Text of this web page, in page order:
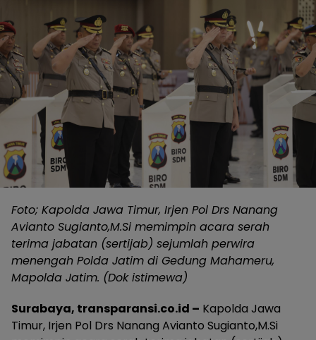
Foto; Kapolda Jawa Timur, Irjen Pol Drs Nanang
Avianto Sugianto,M.Si memimpin acara serah
terima jabatan (sertijab) sejumlah perwira
menengah Polda Jatim di Gedung Mahameru,
Mapolda Jatim. (Dok istimewa)
Surabaya, transparansi.co.id – Kapolda Jawa
Timur, Irjen Pol Drs Nanang Avianto Sugianto,M.Si